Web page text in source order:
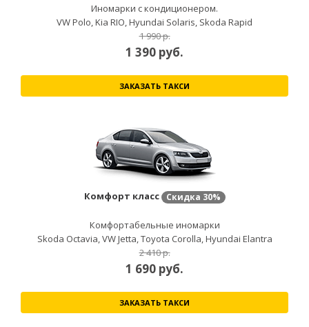
Иномарки с кондиционером.
VW Polo, Kia RIO, Hyundai Solaris, Skoda Rapid
1 990 р.
1 390 руб.
ЗАКАЗАТЬ ТАКСИ
Комфорт класс Скидка 30%
Комфортабельные иномарки
Skoda Octavia, VW Jetta, Toyota Corolla, Hyundai Elantra
2 410 р.
1 690 руб.
ЗАКАЗАТЬ ТАКСИ